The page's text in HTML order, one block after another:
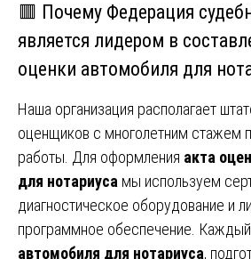
🟥 Почему Федерация
является лидером в
оценки автомобиля для
Наша организация располагает
оценщиков с многолетним стажем
работы. Для оформления акта
для нотариуса мы используем
диагностическое оборудование и
программное обеспечение. Каждый
автомобиля для нотариуса,